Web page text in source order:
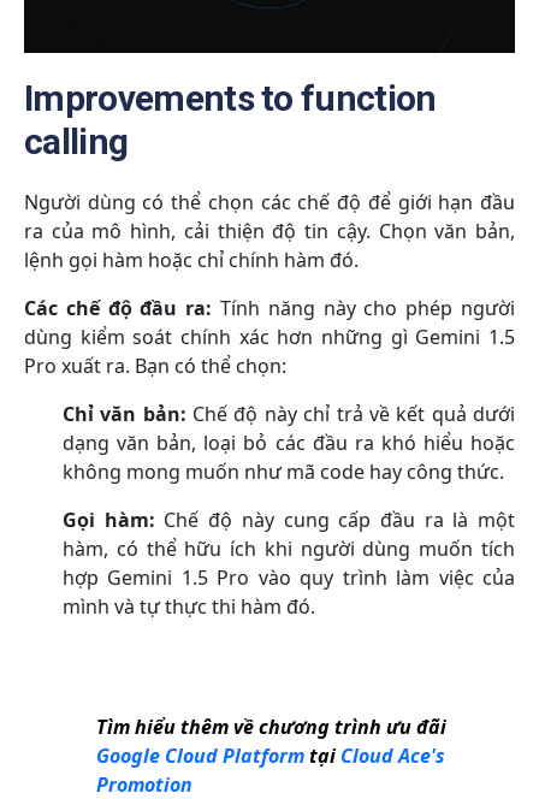
Improvements to function
calling
Người dùng có thể chọn các chế độ để giới hạn đầu
ra của mô hình, cải thiện độ tin cậy. Chọn văn bản,
lệnh gọi hàm hoặc chỉ chính hàm đó.
Các chế độ đầu ra: Tính năng này cho phép người
dùng kiểm soát chính xác hơn những gì Gemini 1.5
Pro xuất ra. Bạn có thể chọn:
Chỉ văn bản: Chế độ này chỉ trả về kết quả dưới
dạng văn bản, loại bỏ các đầu ra khó hiểu hoặc
không mong muốn như mã code hay công thức.
Gọi hàm: Chế độ này cung cấp đầu ra là một
hàm, có thể hữu ích khi người dùng muốn tích
hợp Gemini 1.5 Pro vào quy trình làm việc của
mình và tự thực thi hàm đó.
Tìm hiểu thêm về chương trình ưu đãi
Google Cloud Platformtại Cloud Ace's
Promotion